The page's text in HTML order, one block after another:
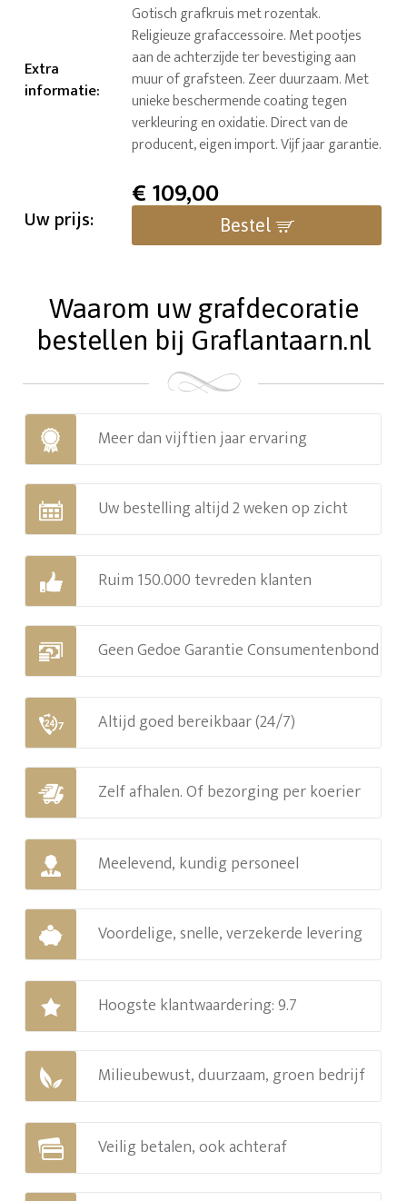
Extra
informatie:
Gotisch grafkruis met rozentak.
Religieuze grafaccessoire. Met pootjes
aan de achterzijde ter bevestiging aan
muur of grafsteen. Zeer duurzaam. Met
unieke beschermende coating tegen
verkleuring en oxidatie. Direct van de
producent, eigen import. Vijf jaar garantie.
Uw prijs:
€109,00
Bestel
Waarom uw grafdecoratie
bestellen bij Graflantaarn.nl
Meer dan vijftien jaar ervaring
Uw bestelling altijd 2 weken op zicht
Ruim 150.000 tevreden klanten
Geen Gedoe Garantie Consumentenbond
Altijd goed bereikbaar (24/7)
Zelf afhalen. Of bezorging per koerier
Meelevend, kundig personeel
Voordelige, snelle, verzekerde levering
Hoogste klantwaardering: 9.7
Milieubewust, duurzaam, groen bedrijf
Veilig betalen, ook achteraf